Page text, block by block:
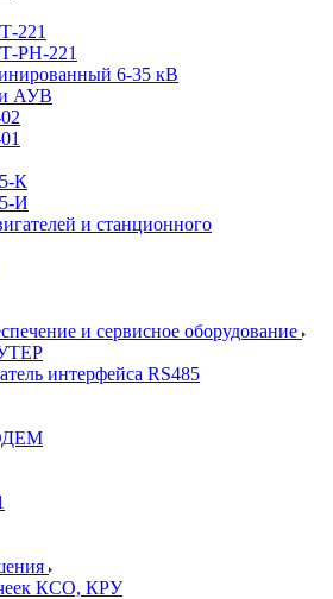
221
РН-221
6-35 кВ
АУВ
К
И
и станционного
и сервисное оборудование
интерфейса RS485
КСО, КРУ